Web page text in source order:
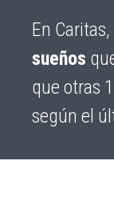
En
sueños
que otras
según el